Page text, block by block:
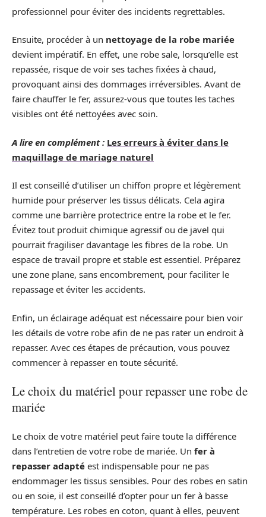
professionnel pour éviter des incidents regrettables.
Ensuite, procéder à un nettoyage de la robe mariée
devient impératif. En effet, une robe sale, lorsqu’elle est
repassée, risque de voir ses taches fixées à chaud,
provoquant ainsi des dommages irréversibles. Avant de
faire chauffer le fer, assurez-vous que toutes les taches
visibles ont été nettoyées avec soin.
A lire en complément : Les erreurs à éviter dans le
maquillage de mariage naturel
Il est conseillé d’utiliser un chiffon propre et légèrement
humide pour préserver les tissus délicats. Cela agira
comme une barrière protectrice entre la robe et le fer.
Évitez tout produit chimique agressif ou de javel qui
pourrait fragiliser davantage les fibres de la robe. Un
espace de travail propre et stable est essentiel. Préparez
une zone plane, sans encombrement, pour faciliter le
repassage et éviter les accidents.
Enfin, un éclairage adéquat est nécessaire pour bien voir
les détails de votre robe afin de ne pas rater un endroit à
repasser. Avec ces étapes de précaution, vous pouvez
commencer à repasser en toute sécurité.
Le choix du matériel pour repasser une robe de
mariée
Le choix de votre matériel peut faire toute la différence
dans l’entretien de votre robe de mariée. Un fer à
repasser adapté est indispensable pour ne pas
endommager les tissus sensibles. Pour des robes en satin
ou en soie, il est conseillé d’opter pour un fer à basse
température. Les robes en coton, quant à elles, peuvent